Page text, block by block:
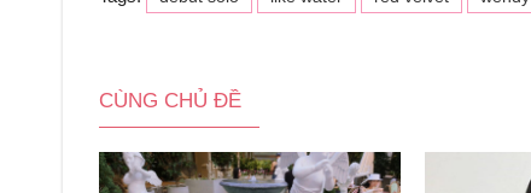
CÙNG CHỦ ĐỀ